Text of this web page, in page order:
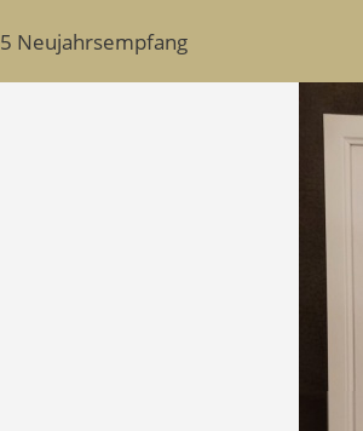
Neujahrsempfang